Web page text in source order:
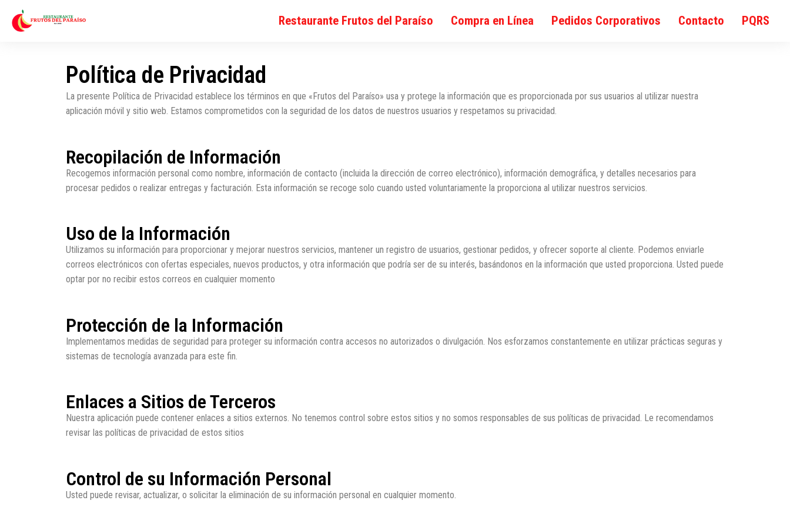
Restaurante Frutos del Paraíso Compra en Línea Pedidos Corporativos Contacto PQRS
Política de Privacidad
La presente Política de Privacidad establece los términos en que «Frutos del Paraíso» usa y protege la información que es proporcionada por sus usuarios al utilizar nuestra
aplicación móvil y sitio web. Estamos comprometidos con la seguridad de los datos de nuestros usuarios y respetamos su privacidad.
Recopilación de Información
Recogemos información personal como nombre, información de contacto (incluida la dirección de correo electrónico), información demográfica, y detalles necesarios para
procesar pedidos o realizar entregas y facturación. Esta información se recoge solo cuando usted voluntariamente la proporciona al utilizar nuestros servicios.
Uso de la Información
Utilizamos su información para proporcionar y mejorar nuestros servicios, mantener un registro de usuarios, gestionar pedidos, y ofrecer soporte al cliente. Podemos enviarle
correos electrónicos con ofertas especiales, nuevos productos, y otra información que podría ser de su interés, basándonos en la información que usted proporciona. Usted puede
optar por no recibir estos correos en cualquier momento
Protección de la Información
Implementamos medidas de seguridad para proteger su información contra accesos no autorizados o divulgación. Nos esforzamos constantemente en utilizar prácticas seguras y
sistemas de tecnología avanzada para este fin.
Enlaces a Sitios de Terceros
Nuestra aplicación puede contener enlaces a sitios externos. No tenemos control sobre estos sitios y no somos responsables de sus políticas de privacidad. Le recomendamos
revisar las políticas de privacidad de estos sitios
Control de su Información Personal
Usted puede revisar, actualizar, o solicitar la eliminación de su información personal en cualquier momento.